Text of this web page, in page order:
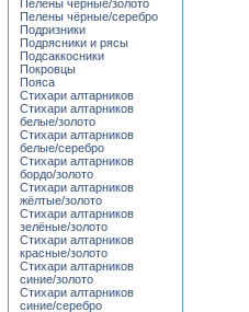
Пелены чёрные/золото
Пелены чёрные/серебро
Подризники
Подрясники и рясы
Подсаккосники
Покровцы
Пояса
Стихари алтарников
Стихари алтарников
белые/золото
Стихари алтарников
белые/серебро
Стихари алтарников
бордо/золото
Стихари алтарников
жёлтые/золото
Стихари алтарников
зелёные/золото
Стихари алтарников
красные/золото
Стихари алтарников
синие/золото
Стихари алтарников
синие/серебро